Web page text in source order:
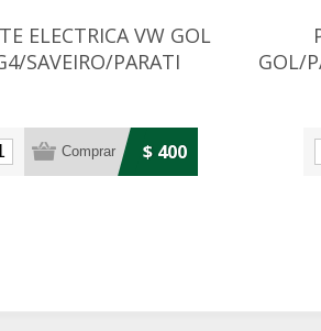
ELECTRICA VW GOL
SAVEIRO/PARATI
$ 400
GOL/